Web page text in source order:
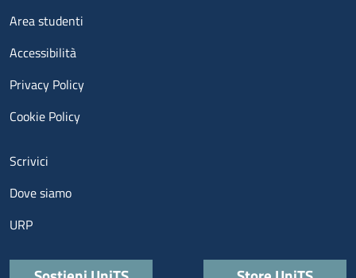
Menu footer 3
Area studenti
Accessibilità
Privacy Policy
Cookie Policy
Menu contatti
Scrivici
Dove siamo
URP
Quick links